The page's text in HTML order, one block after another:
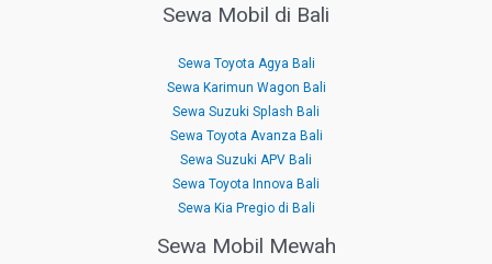
Sewa Mobil di Bali
Sewa Toyota Agya Bali
Sewa Karimun Wagon Bali
Sewa Suzuki Splash Bali
Sewa Toyota Avanza Bali
Sewa Suzuki APV Bali
Sewa Toyota Innova Bali
Sewa Kia Pregio di Bali
Sewa Mobil Mewah